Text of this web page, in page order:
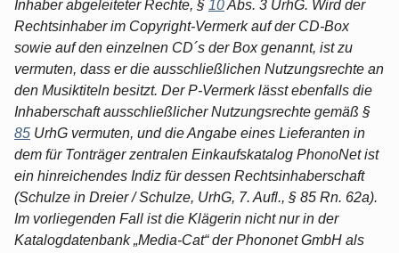
Inhaber abgeleiteter Rechte, § 10Abs. 3 UrhG. Wird der
Rechtsinhaber im Copyright-Vermerk auf der CD-Box
sowie auf den einzelnen CD´s der Box genannt, ist zu
vermuten, dass er die ausschließlichen Nutzungsrechte an
den Musiktiteln besitzt. Der P-Vermerk lässt ebenfalls die
Inhaberschaft ausschließlicher Nutzungsrechte gemäß §
85 UrhG vermuten, und die Angabe eines Lieferanten in
dem für Tonträger zentralen Einkaufskatalog PhonoNet ist
ein hinreichendes Indiz für dessen Rechtsinhaberschaft
(Schulze in Dreier / Schulze, UrhG, 7. Aufl., § 85 Rn. 62a).
Im vorliegenden Fall ist die Klägerin nicht nur in der
Katalogdatenbank „Media-Cat“ der Phononet GmbH als